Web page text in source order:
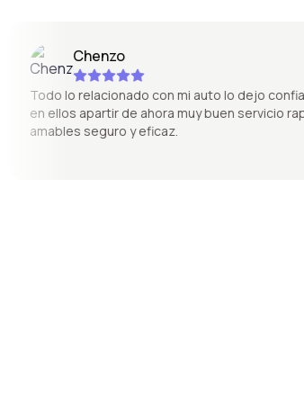
Chenzo
Todo lo relacionado con mi auto lo dejo confiado
en ellos apartir de ahora muy buen servicio rapido
amables seguro y eficaz.